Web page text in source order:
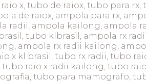
x, tubo de raiox, tubo para
de raiox, ampola para rx,
radii, ampola kailong,
tubo klbrasil, ampola rx
ampola rx radii kailong,
x kl brasil, tubo rx radii, tubo
raio x radii kailong, tubo
tubo para mamografo,